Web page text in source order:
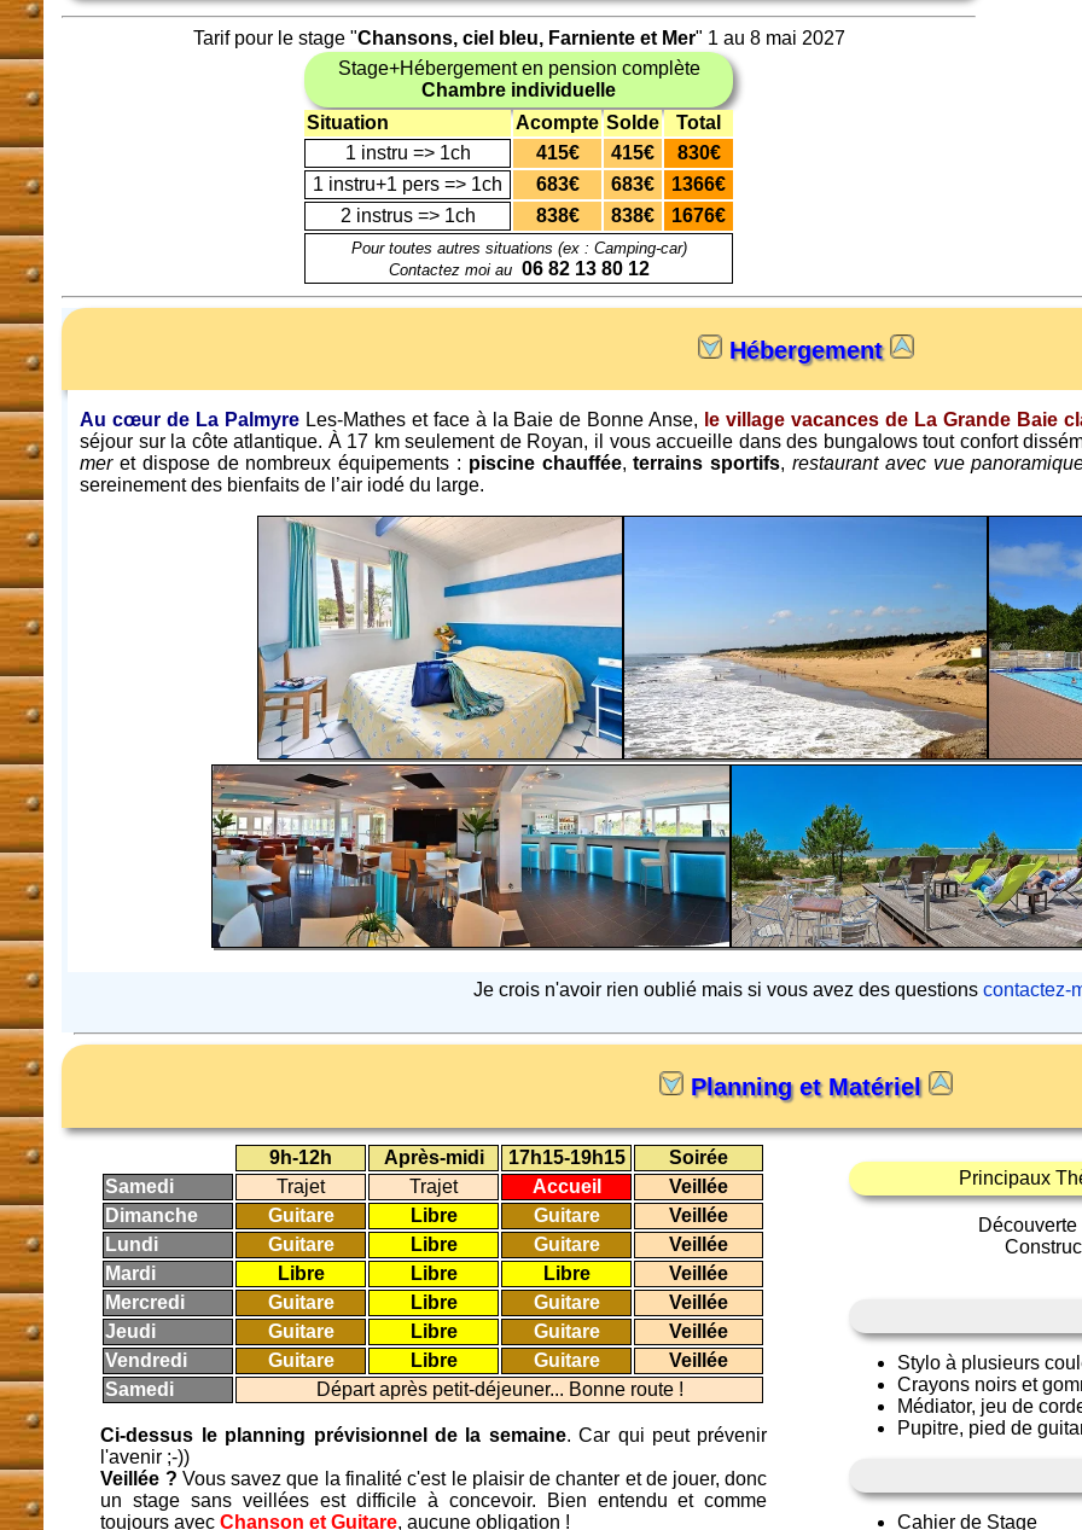
Tarif pour le stage "Chansons, ciel bleu, Farniente et Mer" 1 au 8 mai 2027
Stage+Hébergement en pension complète
Chambre individuelle
Situation
Acompte Solde
Total
1 instru => 1ch
415€ 415€
830€
1 instru+1 pers => 1ch
683€ 683€
1366€
2 instrus => 1ch
838€ 838€ 1676€
Pour toutes autres situations (ex : Camping-car)
Contactez moi au 06 82 13 80 12
Hébergement
Au cœur de La PalmyreLes-Mathes et face à la Baie de Bonne Anse, le village vacances de La Grande Baie
séjour sur la côte atlantique. À 17 km seulement de Royan, il vous accueille dans des bungalows tout confort
meret dispose de nombreux équipements : piscine chauffée,terrains sportifs,restaurant avec vue
sereinement des bienfaits de l’air iodé du large.
Je crois n'avoir rien oublié mais si vous avez des questionscontactez-
Planning et Matériel
9h-12h Après-midi 17h15-19h15
Soirée
Samedi
Trajet Trajet Accueil
Veillée
Dimanche
Guitare Libre Guitare
Veillée
Lundi
Guitare Libre Guitare
Veillée
Mardi
Libre Libre Libre
Veillée
Mercredi
Guitare Libre Guitare
Veillée
Jeudi
Guitare Libre Guitare
Veillée
Vendredi
Guitare Libre Guitare
Veillée
Samedi
Départ après petit-déjeuner... Bonne route !
Ci-dessus le planning prévisionnel de la semaine. Car qui peut prévenir
l'avenir ;-))
Veillée ? Vous savez que la finalité c'est le plaisir de chanter et de jouer, donc
un stage sans veillées est difficile à concevoir. Bien entendu et comme
toujours avecChanson et Guitare, aucune obligation !
Principaux
Stylo à plusieurs
Crayons noirs et
Médiator, jeu de
Pupitre, pied de
Cahier de Stage